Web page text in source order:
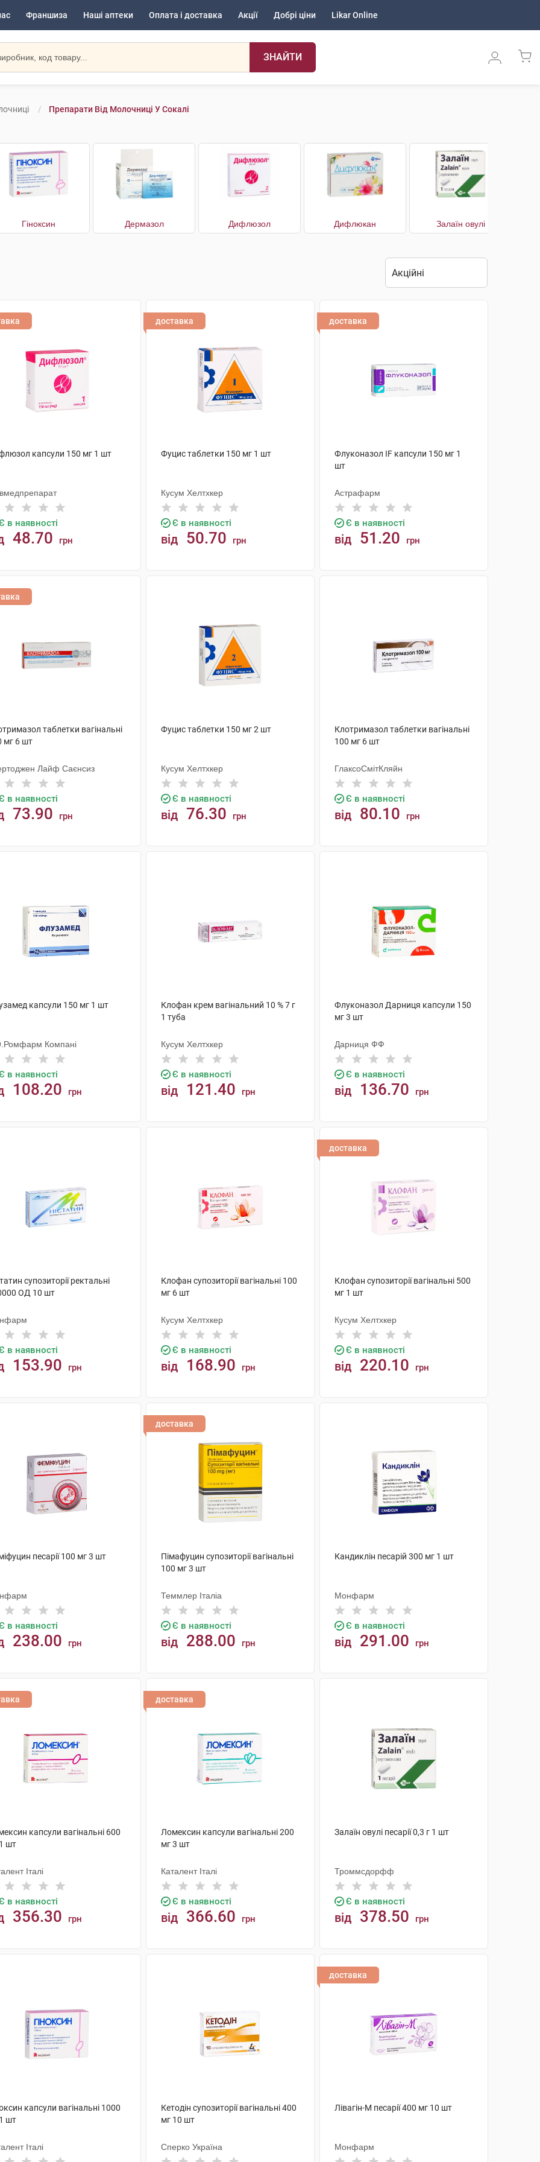
Франшиза Наші аптеки Оплата і доставка Акції Добрі ціни Likar Online
ЗНАЙТИ
Препарати Від Молочниці У Сокалі
Гіноксин Дермазол Дифлюзол Дифлюкан Залаїн овулі
капсули 150 мг 1 шт
в наявності
48.70 грн
доставка
Фуцис таблетки 150 мг 1 шт
Кусум Хелтхкер
Є в наявності
від 50.70 грн
доставка
Флуконазол IF капсули 150 мг 1
шт
Астрафарм
Є в наявності
від 51.20 грн
таблетки вагінальні
мг 6 шт
Лайф Саєнсиз
в наявності
73.90 грн
Фуцис таблетки 150 мг 2 шт
Кусум Хелтхкер
Є в наявності
від 76.30 грн
Клотримазол таблетки вагінальні
100 мг 6 шт
ГлаксоСмітКляйн
Є в наявності
від 80.10 грн
капсули 150 мг 1 шт
Компані
в наявності
108.20 грн
Клофан крем вагінальний 10 % 7 г
1 туба
Кусум Хелтхкер
Є в наявності
від 121.40 грн
Флуконазол Дарниця капсули 150
мг 3 шт
Дарниця ФФ
Є в наявності
від 136.70 грн
супозиторії ректальні
ОД 10 шт
в наявності
153.90 грн
Клофан супозиторії вагінальні 100
мг 6 шт
Кусум Хелтхкер
Є в наявності
від 168.90 грн
доставка
Клофан супозиторії вагінальні 500
мг 1 шт
Кусум Хелтхкер
Є в наявності
від 220.10 грн
песарії 100 мг 3 шт
в наявності
238.00 грн
доставка
Пімафуцин супозиторії вагінальні
100 мг 3 шт
Теммлер Італіа
Є в наявності
від 288.00 грн
Кандиклін песарій 300 мг 1 шт
Монфарм
Є в наявності
від 291.00 грн
капсули вагінальні 600
шт
Італі
в наявності
356.30 грн
доставка
Ломексин капсули вагінальні 200
мг 3 шт
Каталент Італі
Є в наявності
від 366.60 грн
Залаїн овулі песарії 0,3 г 1 шт
Троммсдорфф
Є в наявності
від 378.50 грн
капсули вагінальні 1000
шт
Італі
Кетодін супозиторії вагінальні 400
мг 10 шт
Сперко Україна
доставка
Лівагін-М песарії 400 мг 10 шт
Монфарм